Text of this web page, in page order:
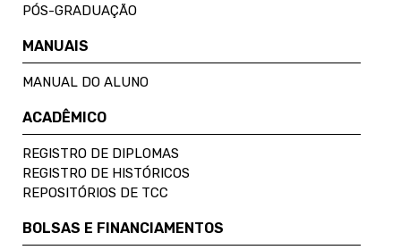
PÓS-GRADUAÇÃO
MANUAIS
MANUAL DO ALUNO
ACADÊMICO
REGISTRO DE DIPLOMAS
REGISTRO DE HISTÓRICOS
REPOSITÓRIOS DE TCC
BOLSAS E FINANCIAMENTOS